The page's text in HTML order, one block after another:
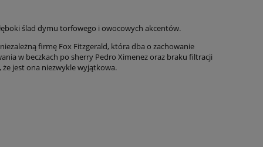
ślad dymu torfowego i owocowych akcentów.
firmę Fox Fitzgerald, która dba o zachowanie
w beczkach po sherry Pedro Ximenez oraz braku filtracji
jest ona niezwykle wyjątkowa.